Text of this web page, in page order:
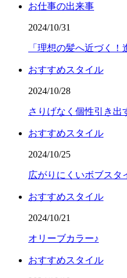
お仕事の出来事
2024/10/31
「理想の髪へ近づく！
おすすめスタイル
2024/10/28
さりげなく個性引き出
おすすめスタイル
2024/10/25
広がりにくいボブスタ
おすすめスタイル
2024/10/21
オリーブカラー♪
おすすめスタイル